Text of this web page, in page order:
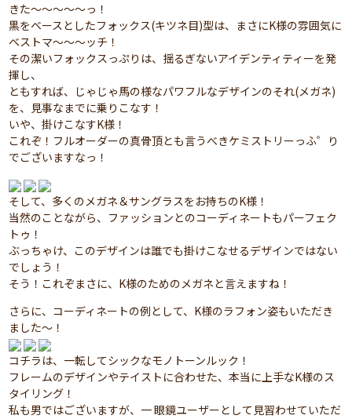
きた～～～～～っ！
黒をベースとしたフォックス(キツネ目)型は、まさにK様の雰囲気に
ベストマ～～～ッチ！
その潔いフォックスっぷりは、揺るぎないアイデンティティーを発
揮し、
ともすれば、じゃじゃ馬の様なパワフルなデザインのそれ(メガネ)
を、見事なまでに乗りこなす！
いや、掛けこなすK様！
これぞ！フルオーダーの真骨頂とも言うべきケミストリーっふ゜り
でございますなっ！
そして、多くのメガネ＆サングラスをお持ちのK様！
当然のことながら、ファッションとのコーディネートもパーフェク
トゥ！
ぶっちゃけ、このデザインは誰でも掛けこなせるデザインではない
でしょう！
そう！これぞまさに、K様のためのメガネと言えますね！
さらに、コーディネートの例として、K様のラフォン姿もいただき
ました～！
コチラは、一転してシックなモノトーンルック！
フレームのデザインやテイストに合わせた、本当に上手なK様のス
タイリング！
私も男ではございますが、一 眼鏡ユーザーとして見習わせていただ